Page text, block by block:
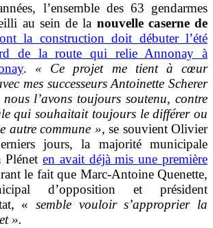
l’ensemble des 63 gendarmes
au sein de la nouvelle caserne de
la construction doit débuter l’été
de la route qui relie Annonay à
. « Ce projet me tient à cœur
mes successeurs Antoinette Scherer
l’avons toujours soutenu, contre
qui souhaitait toujours le différer ou
autre commune », se souvient Olivier
jours, la majorité municipale
Pléneten avait déjà mis une première
le fait que Marc-Antoine Quenette,
d’opposition et président
« semble vouloir s’approprier la
».